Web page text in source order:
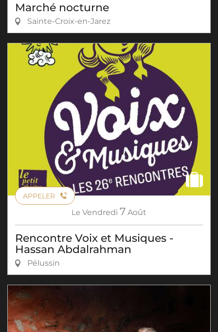
Marché nocturne
Sainte-Croix-en-Jarez
APPELER
Le Vendredi 7 Août
Rencontre Voix et Musiques -
Hassan Abdalrahman
Pélussin